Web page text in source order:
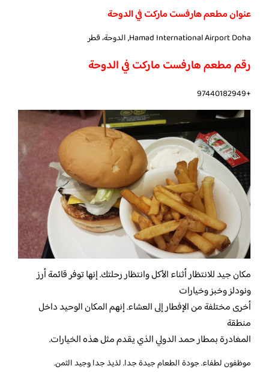
عنوان مطعم هارفست ماركت في الدوحة
Hamad International Airport Doha, الدوحة، قطر
رقم مطعم هارفست ماركت في الدوحة
+97440182949
مكان جيد للانتظار أثناء الأكل وانتظار رحلتك. إنها توفر قائمة أرز
ونودلز وخبز وخيارات
أخرى مختلفة من الإفطار إلى العشاء. إنهم المكان الوحيد داخل
منطقة
المغادرة بمطار حمد الدولي الذي يقدم مثل هذه الخيارات.
موظفون لطفاء. جودة الطعام جيدة جدا. لذيذ جدا وجيد الثمن.